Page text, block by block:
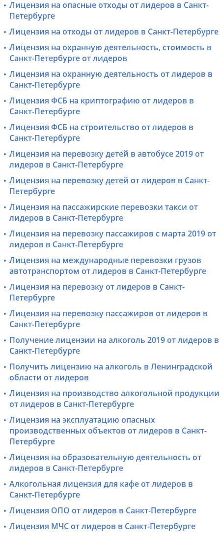
Лицензия на опасные отходы от лидеров в Санкт-
Петербурге
Лицензия на отходы от лидеров в Санкт-Петербурге
Лицензия на охранную деятельность, стоимость в
Санкт-Петербурге от лидеров
Лицензия на охранную деятельность от лидеров в
Санкт-Петербурге
Лицензия ФСБ на криптографию от лидеров в
Санкт-Петербурге
Лицензия ФСБ на строительство от лидеров в
Санкт-Петербурге
Лицензия на перевозку детей в автобусе 2019 от
лидеров в Санкт-Петербурге
Лицензия на перевозку детей от лидеров в Санкт-
Петербурге
Лицензия на пассажирские перевозки такси от
лидеров в Санкт-Петербурге
Лицензия на перевозку пассажиров с марта 2019 от
лидеров в Санкт-Петербурге
Лицензия на международные перевозки грузов
автотранспортом от лидеров в Санкт-Петербурге
Лицензия на перевозку от лидеров в Санкт-
Петербурге
Лицензия на перевозку пассажиров от лидеров в
Санкт-Петербурге
Получение лицензии на алкоголь 2019 от лидеров в
Санкт-Петербурге
Получить лицензию на алкоголь в Ленинградской
области от лидеров
Лицензия на производство алкогольной продукции
от лидеров в Санкт-Петербурге
Лицензия на эксплуатацию опасных
производственных объектов от лидеров в Санкт-
Петербурге
Лицензия на образовательную деятельность от
лидеров в Санкт-Петербурге
Алкогольная лицензия для кафе от лидеров в
Санкт-Петербурге
Лицензия ОПО от лидеров в Санкт-Петербурге
Лицензия МЧС от лидеров в Санкт-Петербурге